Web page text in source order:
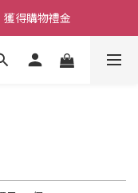
得購物禮金